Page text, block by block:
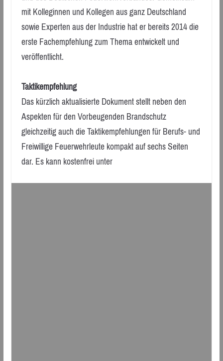
mit Kolleginnen und Kollegen aus ganz Deutschland
sowie Experten aus der Industrie hat er bereits 2014 die
erste Fachempfehlung zum Thema entwickelt und
veröffentlicht.
Taktikempfehlung
Das kürzlich aktualisierte Dokument stellt neben den
Aspekten für den Vorbeugenden Brandschutz
gleichzeitig auch die Taktikempfehlungen für Berufs- und
Freiwillige Feuerwehrleute kompakt auf sechs Seiten
dar. Es kann kostenfrei unter